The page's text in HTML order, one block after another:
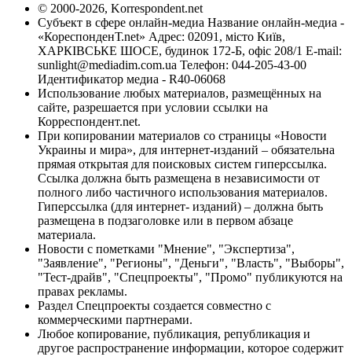
© 2000-2026, Korrespondent.net
Субъект в сфере онлайн-медиа Название онлайн-медиа -
«КореспонденТ.net» Адрес: 02091, місто Київ,
ХАРКІВСЬКЕ ШОСЕ, будинок 172-Б, офіс 208/1 E-mail:
sunlight@mediadim.com.ua Телефон: 044-205-43-00
Идентификатор медиа - R40-06068
Использование любых материалов, размещённых на
сайте, разрешается при условии ссылки на
Корреспондент.net.
При копировании материалов со страницы «Новости
Украины и мира», для интернет-изданий – обязательна
прямая открытая для поисковых систем гиперссылка.
Ссылка должна быть размещена в независимости от
полного либо частичного использования материалов.
Гиперссылка (для интернет- изданий) – должна быть
размещена в подзаголовке или в первом абзаце
материала.
Новости с пометками "Мнение", "Экспертиза",
"Заявление", "Регионы", "Деньги", "Власть", "Выборы",
"Тест-драйв", "Спецпроекты", "Промо" публикуются на
правах рекламы.
Раздел Спецпроекты создается совместно с
коммерческими партнерами.
Любое копирование, публикация, републикация и
другое распространение информации, которое содержит